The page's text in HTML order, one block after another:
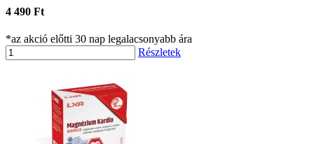
4 490 Ft
*az akció előtti 30 nap legalacsonyabb ára
Részletek